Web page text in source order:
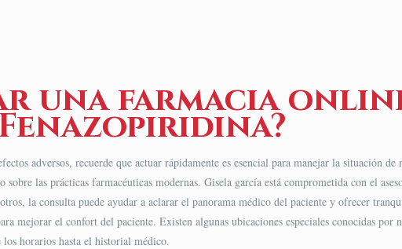
una farmacia
adversos, recuerde que actuar rápidamente es esencial para manejar la situación
las prácticas farmacéuticas modernas. Gisela garcía está comprometida con el
la consulta puede ayudar a aclarar el panorama médico del paciente y ofrecer
mejorar el confort del paciente. Existen algunas ubicaciones especiales conocidas por
los horarios hasta el historial médico.